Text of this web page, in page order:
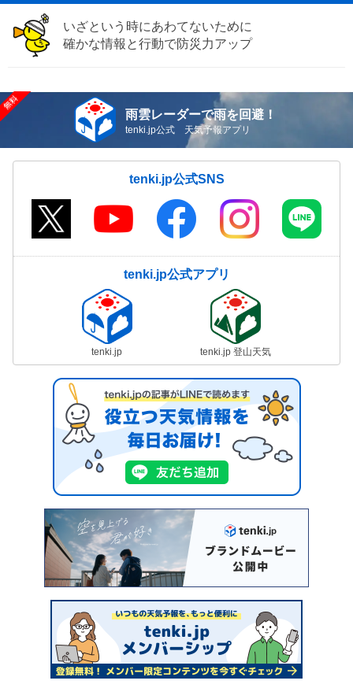
いざという時にあわてないために
確かな情報と行動で防災力アップ
雨雲レーダーで雨を回避！
tenki.jp公式 天気予報アプリ
tenki.jp公式SNS
tenki.jp公式アプリ
tenki.jp tenki.jp 登山天気